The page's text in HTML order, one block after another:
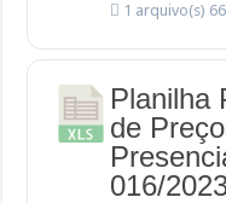
1 arquivo(s)
Planilha
de
016/